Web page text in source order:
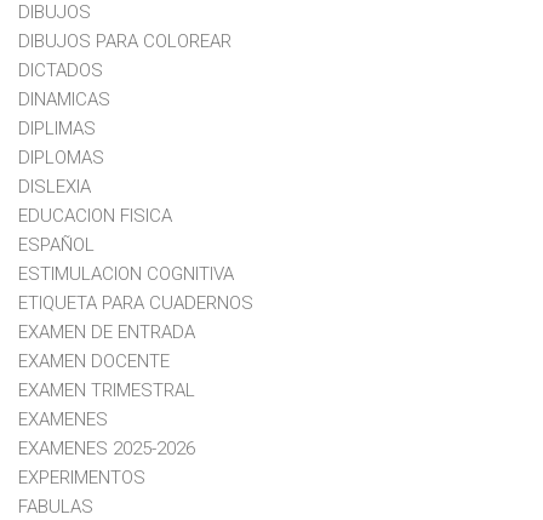
DIBUJOS
DIBUJOS PARA COLOREAR
DICTADOS
DINAMICAS
DIPLIMAS
DIPLOMAS
DISLEXIA
EDUCACION FISICA
ESPAÑOL
ESTIMULACION COGNITIVA
ETIQUETA PARA CUADERNOS
EXAMEN DE ENTRADA
EXAMEN DOCENTE
EXAMEN TRIMESTRAL
EXAMENES
EXAMENES 2025-2026
EXPERIMENTOS
FABULAS